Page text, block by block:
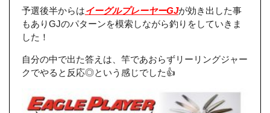
予選後半からはイーグルプレーヤーGJが効き出した事
もありGJのパターンを模索しながら釣りをしていきま
した！
自分の中で出た答えは、竿であおらずリーリングジャー
クでやると反応◎という感じでした👍